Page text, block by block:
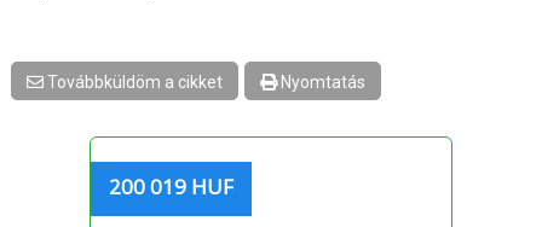
Továbbküldöm a cikket Nyomtatás
200 019 HUF